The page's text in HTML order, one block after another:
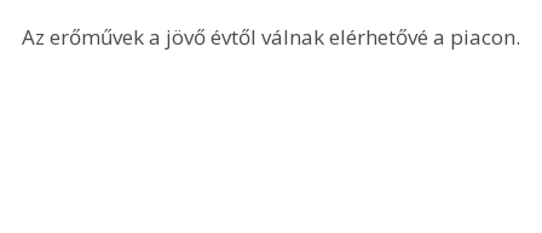
Az erőművek a jövő évtől válnak elérhetővé a piacon.